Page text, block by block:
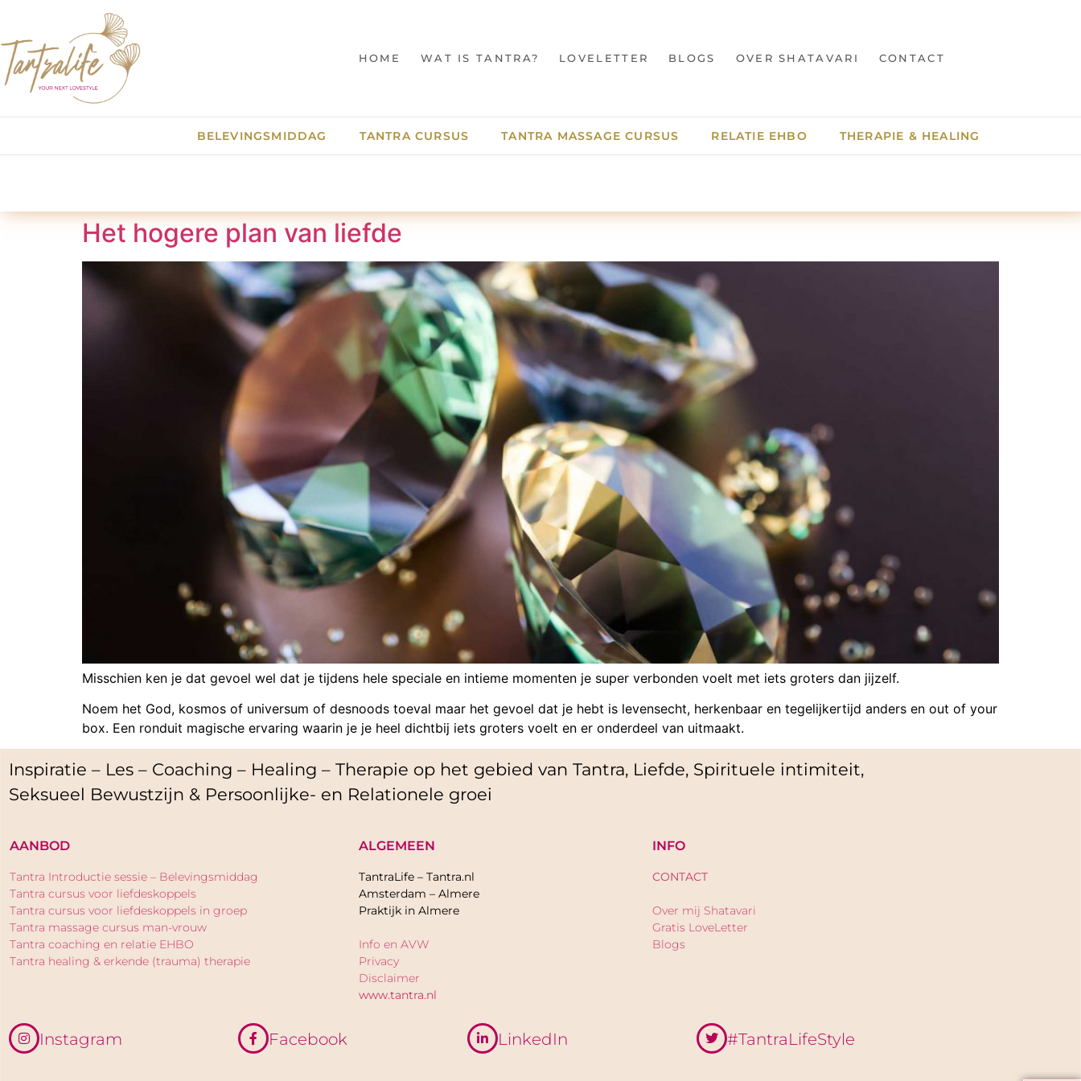
HOME WAT IS TANTRA? LOVELETTER BLOGS OVER SHATAVARI CONTACT
BELEVINGSMIDDAG TANTRA CURSUS TANTRA MASSAGE CURSUS RELATIE EHBO THERAPIE & HEALING
Het hogere plan van liefde
Misschien ken je dat gevoel wel dat je tijdens hele speciale en intieme momenten je super verbonden voelt met iets groters dan jijzelf.
Noem het God, kosmos of universum of desnoods toeval maar het gevoel dat je hebt is levensecht, herkenbaar en tegelijkertijd anders en out of your
box. Een ronduit magische ervaring waarin je je heel dichtbij iets groters voelt en er onderdeel van uitmaakt.
Inspiratie – Les – Coaching – Healing – Therapie op het gebied van Tantra, Liefde, Spirituele intimiteit,
Seksueel Bewustzijn & Persoonlijke- en Relationele groei
AANBOD
Tantra Introductie sessie – Belevingsmiddag
Tantra cursus voor liefdeskoppels
Tantra cursus voor liefdeskoppels in groep
Tantra massage cursus man-vrouw
Tantra coaching en relatie EHBO
Tantra healing & erkende (trauma) therapie
ALGEMEEN
TantraLife – Tantra.nl
Amsterdam – Almere
Praktijk in Almere
Info en AVW
Privacy
Disclaimer
www.tantra.nl
INFO
CONTACT
Over mij Shatavari
Gratis LoveLetter
Blogs
Instagram Facebook LinkedIn #TantraLifeStyle